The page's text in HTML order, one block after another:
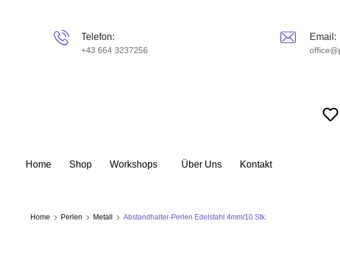
Telefon:
+43 664 3237256
Email:
Home Shop Workshops Über Uns Kontakt
Home Perlen Metall Abstandhalter-Perlen Edelstahl 4mm/10 Stk.